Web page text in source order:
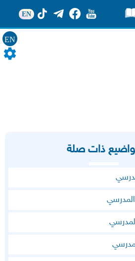
EN
EN
ذات صلة